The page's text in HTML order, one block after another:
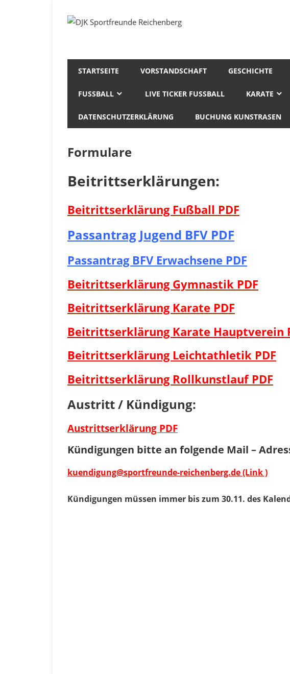
InhaltDJK
Reichenberg
Fußball
Leichtathletik
Radfahren
Ski
STARTSEITE VORSTANDSCHAFT GESCHICHTE
FUSSBALL LIVE TICKER FUSSBALL KARATE
DATENSCHUTZERKLÄRUNG BUCHUNG KUNSTRASEN
Formulare
Beitrittserklärungen:
Beitrittserklärung Fußball PDF
Passantrag Jugend BFV PDF
Passantrag BFV Erwachsene PDF
Beitrittserklärung Gymnastik PDF
Beitrittserklärung Karate PDF
Beitrittserklärung Karate Hauptverein
Beitrittserklärung Leichtathletik PDF
Beitrittserklärung Rollkunstlauf PDF
Austritt / Kündigung:
Austrittserklärung PDF
Kündigungen bitte an folgende Mail –
kuendigung@sportfreunde-reichenberg.de (Link )
Kündigungen müssen immer bis zum 30.11. des